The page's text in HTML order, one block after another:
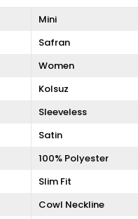
Mini
Safran
Women
Kolsuz
Sleeveless
Satin
100% Polyester
Slim Fit
Cowl Neckline